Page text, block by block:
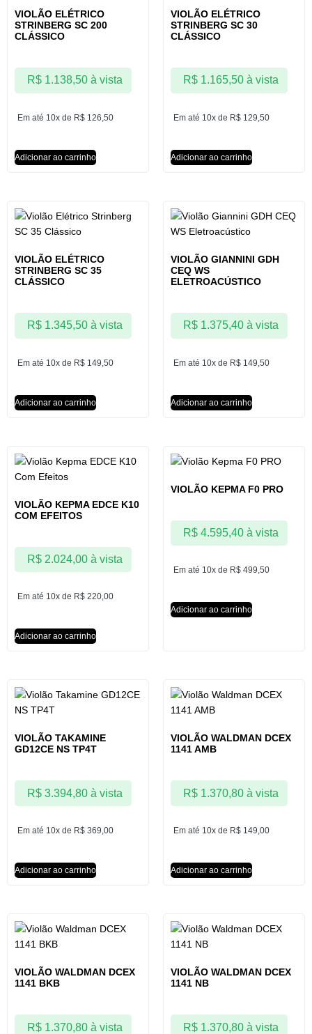
VIOLÃO ELÉTRICO
STRINBERG SC 200
CLÁSSICO
Em até 10x de R$ 126,50
R$1.138,50 à vista
Adicionar ao carrinho
VIOLÃO ELÉTRICO
STRINBERG SC 30
CLÁSSICO
Em até 10x de R$ 129,50
R$1.165,50 à vista
Adicionar ao carrinho
VIOLÃO ELÉTRICO
STRINBERG SC 35
CLÁSSICO
Em até 10x de R$ 149,50
R$1.345,50 à vista
Adicionar ao carrinho
VIOLÃO GIANNINI GDH
CEQ WS
ELETROACÚSTICO
Em até 10x de R$ 149,50
R$1.375,40 à vista
Adicionar ao carrinho
VIOLÃO KEPMA EDCE K10
COM EFEITOS
Em até 10x de R$ 220,00
R$2.024,00 à vista
Adicionar ao carrinho
VIOLÃO KEPMA F0 PRO
Em até 10x de R$ 499,50
R$4.595,40 à vista
Adicionar ao carrinho
VIOLÃO TAKAMINE
GD12CE NS TP4T
Em até 10x de R$ 369,00
R$3.394,80 à vista
Adicionar ao carrinho
VIOLÃO WALDMAN DCEX
1141 AMB
Em até 10x de R$ 149,00
R$1.370,80 à vista
Adicionar ao carrinho
VIOLÃO WALDMAN DCEX
1141 BKB
R$1.370,80 à vista
VIOLÃO WALDMAN DCEX
1141 NB
R$1.370,80 à vista